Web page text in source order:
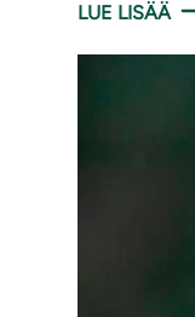
LUE LISÄÄ